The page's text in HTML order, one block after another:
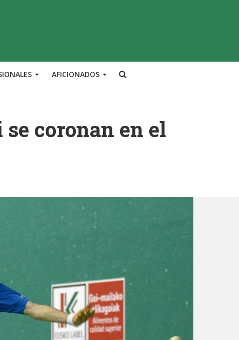
AFICIONADOS
coronan en el